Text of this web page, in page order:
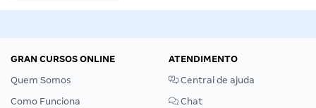
GRAN CURSOS ONLINE
Quem Somos
Como Funciona
ATENDIMENTO
Central de ajuda
Chat